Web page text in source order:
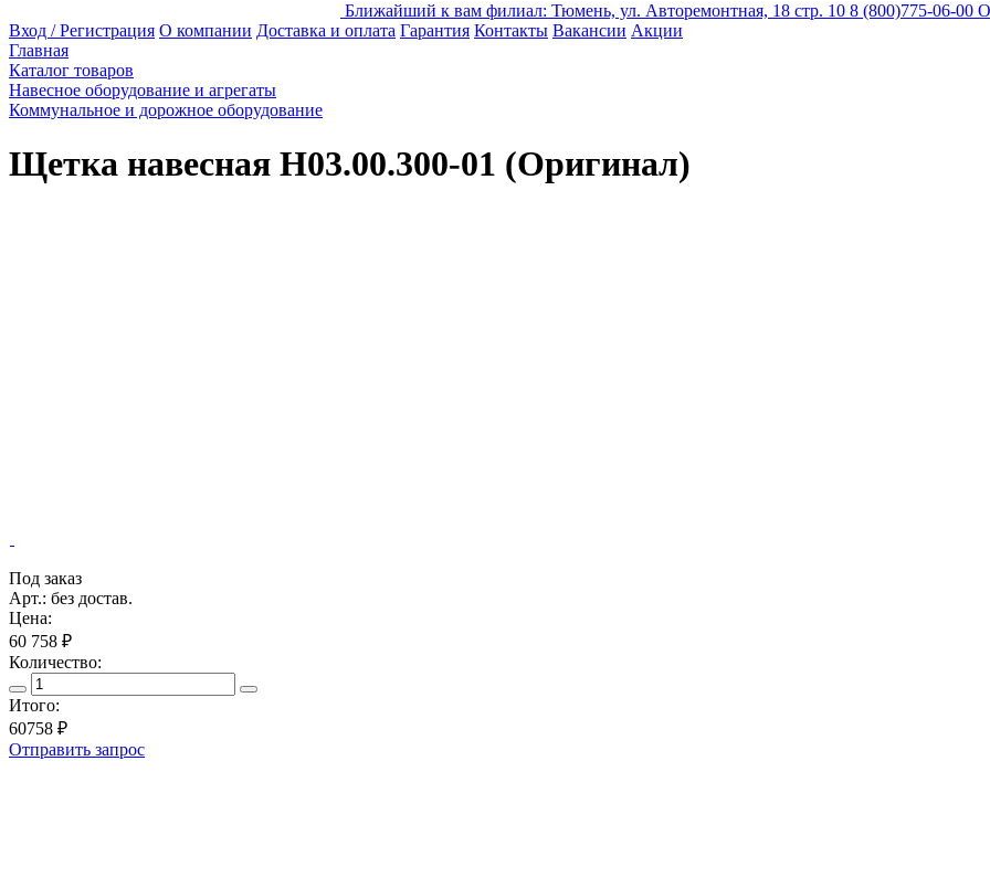
Ближайший к вам филиал: Тюмень, ул. Авторемонтная, 18 стр. 10 8 (800)775-06-00
Вход / Регистрация О компании Доставка и оплата Гарантия Контакты Вакансии Акции
Главная
Каталог товаров
Навесное оборудование и агрегаты
Коммунальное и дорожное оборудование
Щетка навесная Н03.00.300-01 (Оригинал)
Под заказ
Арт.: без достав.
Цена:
60 758 ₽
Количество:
Итого:
60758 ₽
Отправить запрос